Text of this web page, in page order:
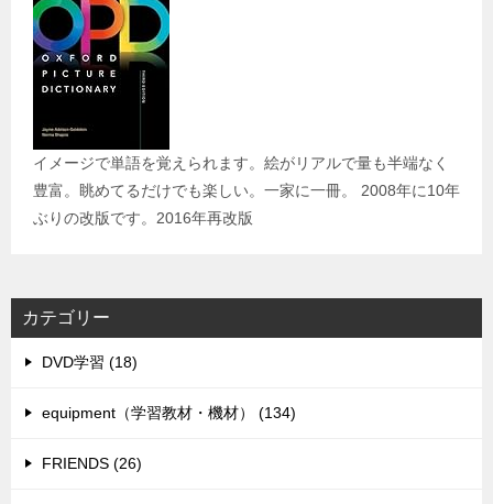
イメージで単語を覚えられます。絵がリアルで量も半端なく
豊富。眺めてるだけでも楽しい。一家に一冊。 2008年に10年
ぶりの改版です。2016年再改版
カテゴリー
DVD学習 (18)
equipment（学習教材・機材） (134)
FRIENDS (26)